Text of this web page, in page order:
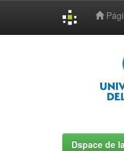
Dspace de